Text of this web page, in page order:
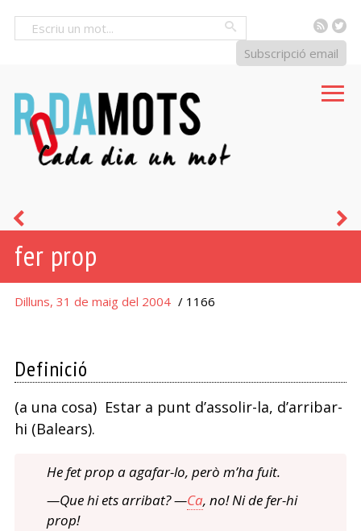
RSS
Subscripció email
fer prop
Dilluns, 31 de maig del 2004 / 1166
Definició
(a una cosa) Estar a punt d’assolir-la, d’arribar-
hi (Balears).
He fet prop a agafar-lo, però m’ha fuit.
—Que hi ets arribat? —Ca, no! Ni de fer-hi
prop!
mitges
tintes